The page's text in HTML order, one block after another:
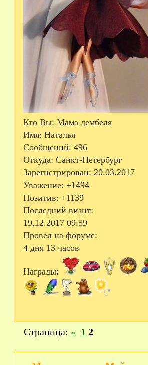
Кто Вы: Мама дембеля
Имя: Наталья
Сообщений: 496
Откуда: Санкт-Петербург
Зарегистрирован: 20.03.2017
Уважение: +1494
Позитив: +1139
Последний визит:
19.12.2017 09:59
Провел на форуме:
4 дня 13 часов
Награды:
Страница: « 1 2